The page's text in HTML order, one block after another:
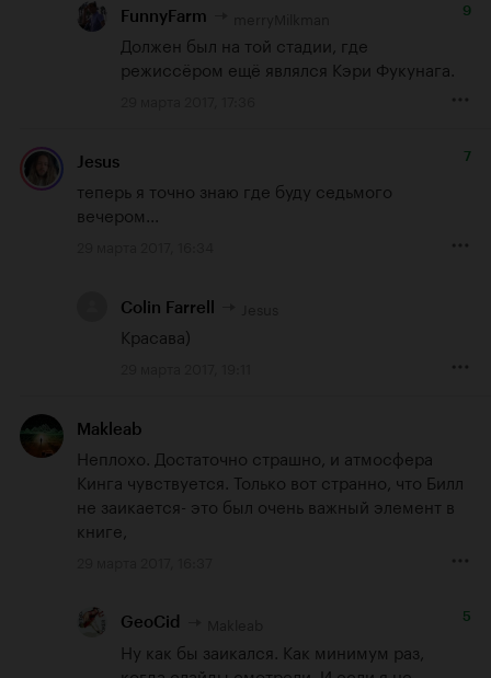
FunnyFarm 9
Должен был на той стадии, где
режиссёром ещё являлся Кэри Фукунага.
Jesus 7
теперь я точно знаю где буду седьмого
вечером...
Colin Farrell
Красава)
Makleab
Неплохо. Достаточно страшно, и атмосфера
Кинга чувствуется. Только вот странно, что Билл
не заикается- это был очень важный элемент в
книге,
GeoCid 5
Ну как бы заикался. Как минимум раз,